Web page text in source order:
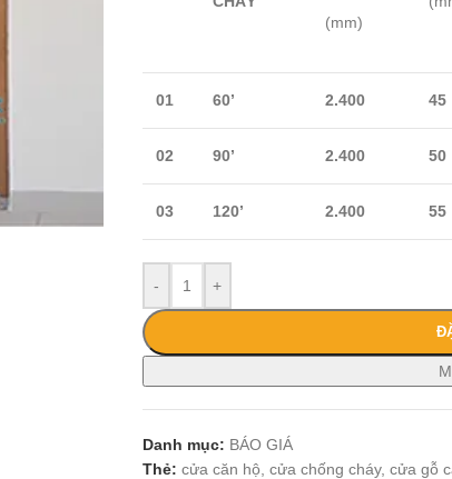
(mm)
01 60’ 2.400 45
02 90’ 2.400 50
03 120’ 2.400 55
- +
Danh mục: BÁO GIÁ
Thẻ: cửa căn hộ cửa chống cháy, cửa gỗ